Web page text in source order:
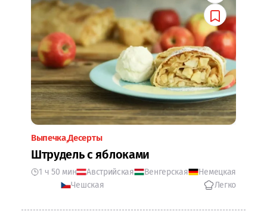
Выпечка Десерты
Штрудель с яблоками
1 ч 50 мин Австрийская Венгерская
Немецкая
Чешская
Легко